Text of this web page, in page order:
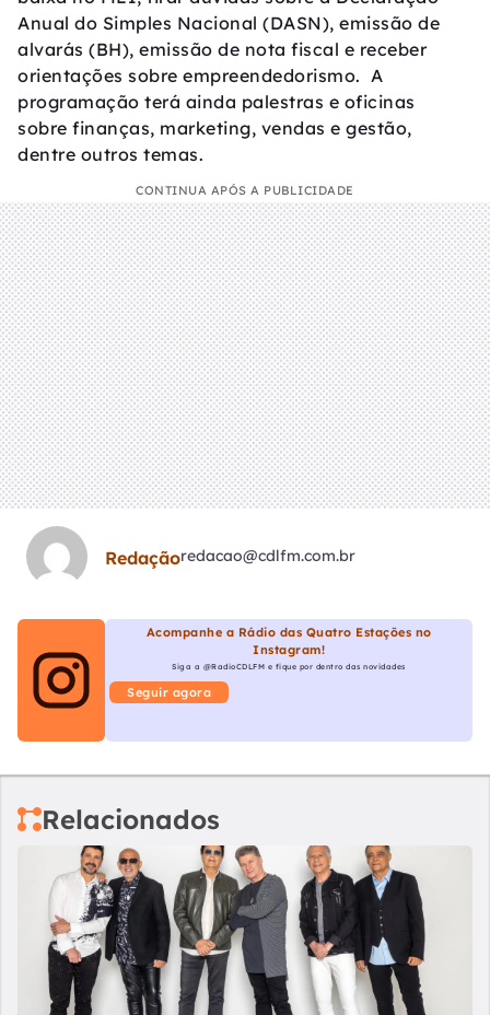
Anual do Simples Nacional (DASN), emissão de
alvarás (BH), emissão de nota fiscal e receber
orientações sobre empreendedorismo. A
programação terá ainda palestras e oficinas
sobre finanças, marketing, vendas e gestão,
dentre outros temas.
CONTINUA APÓS A PUBLICIDADE
Redaçãoredacao@cdlfm.com.br
Acompanhe a Rádio das Quatro Estações no
Instagram!
Siga a @RadioCDLFM e fique por dentro das novidades
Seguir agora
Relacionados